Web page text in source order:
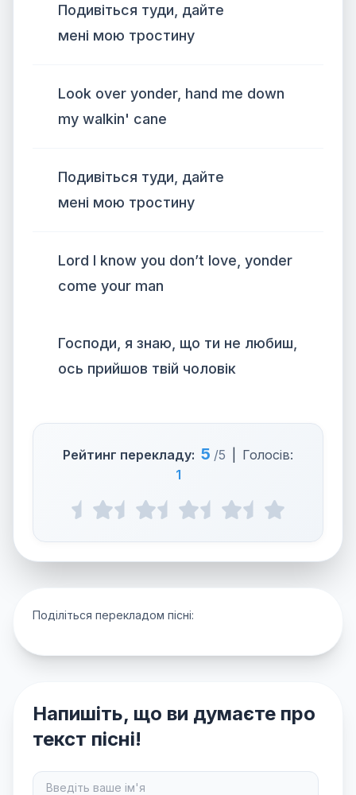
Подивіться туди, дайте
мені мою тростину
Look over yonder, hand me down
my walkin' cane
Подивіться туди, дайте
мені мою тростину
Lord I know you don’t love, yonder
come your man
Господи, я знаю, що ти не любиш,
ось прийшов твій чоловік
Рейтинг перекладу: 5 /5
Голосів:
1
Поділіться перекладом пісні:
Напишіть, що ви думаєте про
текст пісні!